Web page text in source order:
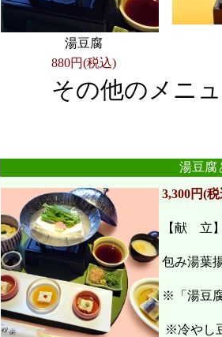
湯豆腐
880円(税込)
その他のメニ
湯豆腐
3,300円(
【献 立
包み湯葉
※「湯豆
※冷やし